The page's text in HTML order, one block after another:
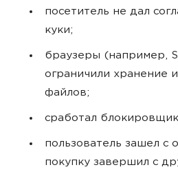
посетитель не дал
куки;
браузеры (например,
ограничили хранение
файлов;
сработал
пользователь зашел с
покупку завершил с